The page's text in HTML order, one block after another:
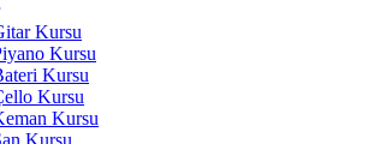
Kursu
Kursu
Kursu
Kursu
Kursu
Kursu